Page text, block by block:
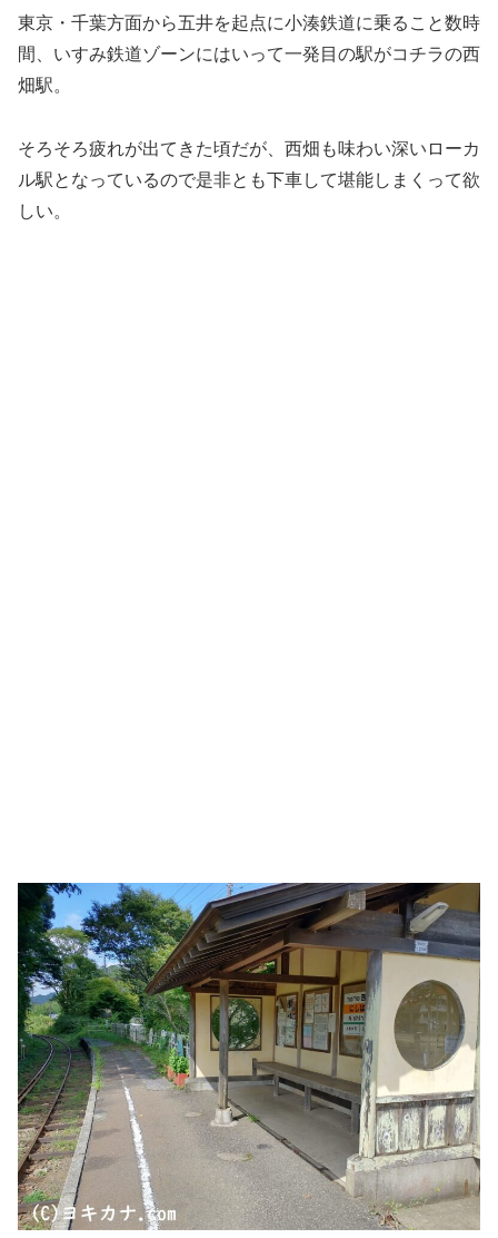
東京・千葉方面から五井を起点に小湊鉄道に乗ること数時
間、いすみ鉄道ゾーンにはいって一発目の駅がコチラの西
畑駅。
そろそろ疲れが出てきた頃だが、西畑も味わい深いローカ
ル駅となっているので是非とも下車して堪能しまくって欲
しい。